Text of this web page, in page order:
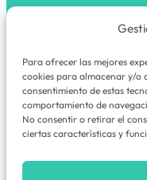
Para ofrecer las mejores
cookies para almacenar y/o
consentimiento de estas
comportamiento de
No consentir o retirar el
ciertas características y
La Tribu
experiencias,
aventuras